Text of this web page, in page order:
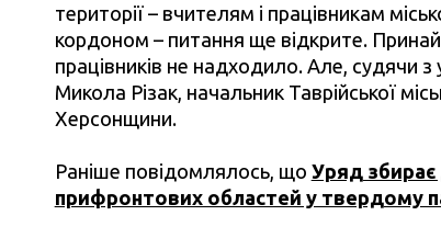
території – вчителям і працівникам
кордоном – питання ще відкрите.
працівників не надходило. Але, судячи
Микола Різак, начальник Таврійської
Херсонщини.
Раніше повідомлялось, що Уряд збирає
прифронтових областей у твердому